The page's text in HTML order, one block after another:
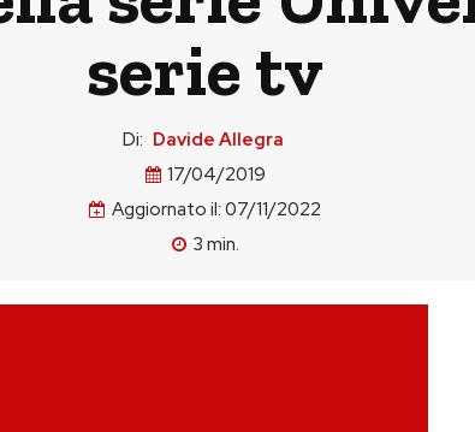
serie tv
Di: Davide Allegra
17/04/2019
Aggiornato il: 07/11/2022
3 min.